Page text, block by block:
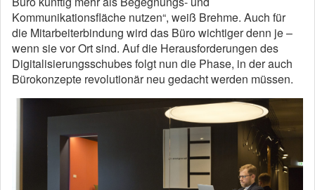
Kommunikationsfläche nutzen“, weiß Brehme. Auch für
die Mitarbeiterbindung wird das Büro wichtiger denn je –
wenn sie vor Ort sind. Auf die Herausforderungen des
Digitalisierungsschubes folgt nun die Phase, in der auch
Bürokonzepte revolutionär neu gedacht werden müssen.